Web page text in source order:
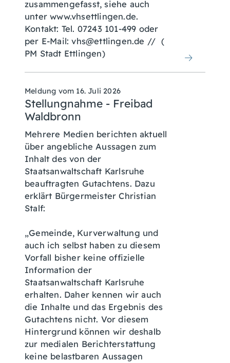
zusammengefasst, siehe auch
unter www.vhsettlingen.de.
Kontakt: Tel. 07243 101-499 oder
per E-Mail: vhs@ettlingen.de // (
PM Stadt Ettlingen)
Meldung vom 16. Juli 2026
Stellungnahme - Freibad
Waldbronn
Mehrere Medien berichten aktuell
über angebliche Aussagen zum
Inhalt des von der
Staatsanwaltschaft Karlsruhe
beauftragten Gutachtens. Dazu
erklärt Bürgermeister Christian
Stalf:
„Gemeinde, Kurverwaltung und
auch ich selbst haben zu diesem
Vorfall bisher keine offizielle
Information der
Staatsanwaltschaft Karlsruhe
erhalten. Daher kennen wir auch
die Inhalte und das Ergebnis des
Gutachtens nicht. Vor diesem
Hintergrund können wir deshalb
zur medialen Berichterstattung
keine belastbaren Aussagen